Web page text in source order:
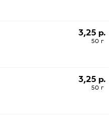
3,25 р.
50 г
3,25 р.
50 г